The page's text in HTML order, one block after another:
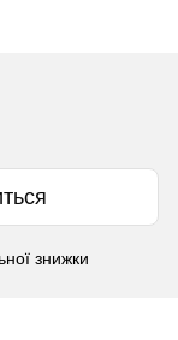
знижки